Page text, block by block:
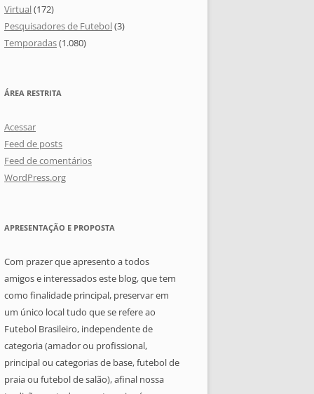
Virtual(172)
Pesquisadores de Futebol(3)
Temporadas(1.080)
ÁREA RESTRITA
Acessar
Feed de posts
Feed de comentários
WordPress.org
APRESENTAÇÃO E PROPOSTA
Com prazer que apresento a todos
amigos e interessados este blog, que tem
como finalidade principal, preservar em
um único local tudo que se refere ao
Futebol Brasileiro, independente de
categoria (amador ou profissional,
principal ou categorias de base, futebol de
praia ou futebol de salão), afinal nossa